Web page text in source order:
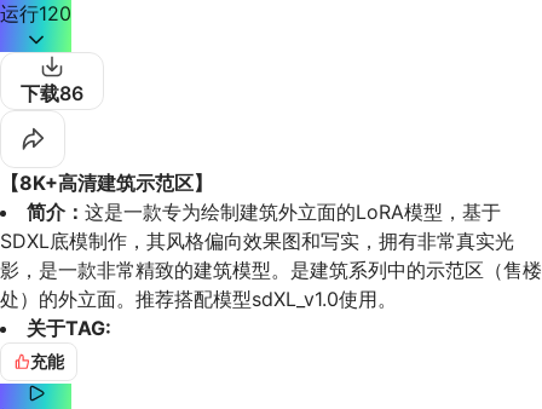
运行120
下载86
【8K+高清建筑示范区】
简介： 这是一款专为绘制建筑外立面的LoRA模型，基于
SDXL底模制作，其风格偏向效果图和写实，拥有非常真实光
影，是一款非常精致的建筑模型。是建筑系列中的示范区（售楼
处）的外立面。推荐搭配模型sdXL_v1.0使用。
关于TAG:
不太建议写非常复杂的词，可以多谢一些质量词，例如
masterpiece,best quality等等，零
充能